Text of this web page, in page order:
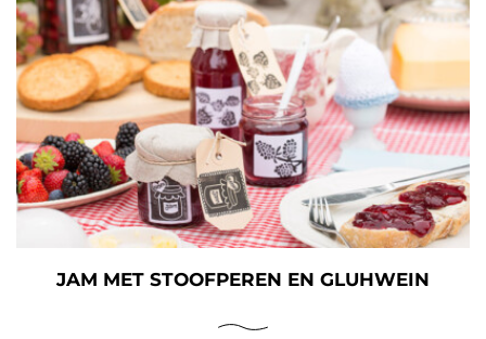
JAM MET STOOFPEREN EN GLUHWEIN